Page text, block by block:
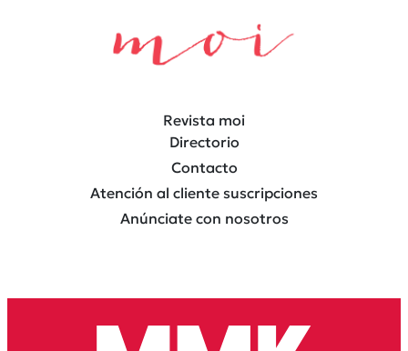
Revista moi
Directorio
Contacto
Atención al cliente suscripciones
Anúnciate con nosotros